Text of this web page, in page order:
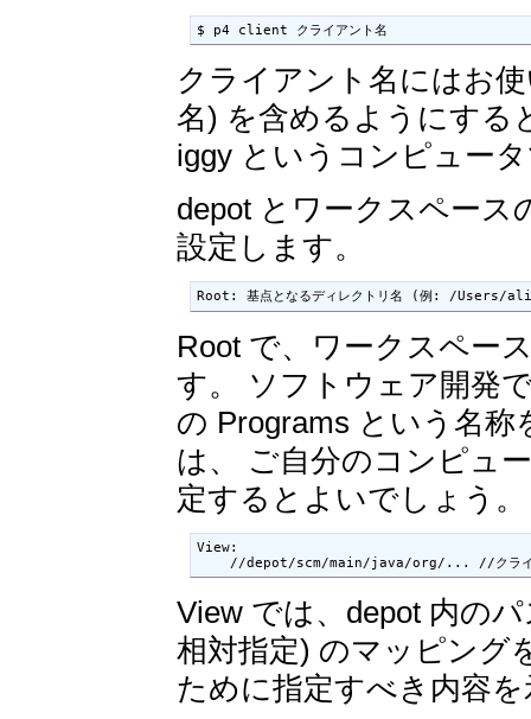
$ p4 client クライアント名
クライアント名にはお
名) を含めるようにする
iggy というコンピュー
depot とワークスペース
設定します。
Root: 基点となるディレクトリ名 (例: /Users/
Root で、ワークスペー
す。 ソフトウェア開発
の Programs という名
は、 ご自分のコンピュ
定するとよいでしょう。
View:
//depot/scm/main/java/org/... //クラ
View では、depot 内の
相対指定) のマッピング
ために指定すべき内容